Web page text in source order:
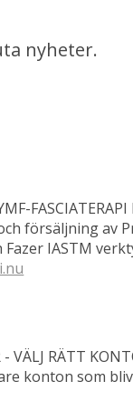
nyheter.
försäljning av
IASTM
- VÄLJ RÄTT
konton som